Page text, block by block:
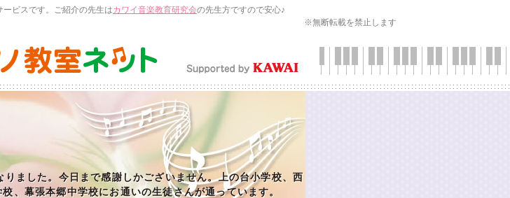
ビスです。ご紹介の先生はカワイ音楽教育研究会の先生方ですので安心♪
※無断転載を禁止します
ました。今日まで感謝しかございません。上の台小学校、西
、幕張本郷中学校にお通いの生徒さんが通っています。